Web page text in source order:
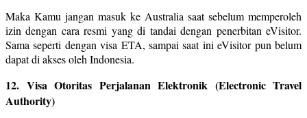
Maka Kamu jangan masuk ke Australia saat sebelum memperoleh
izin dengan cara resmi yang di tandai dengan penerbitan eVisitor.
Sama seperti dengan visa ETA, sampai saat ini eVisitor pun belum
dapat di akses oleh Indonesia.
12. Visa Otoritas Perjalanan Elektronik (Electronic Travel
Authority)